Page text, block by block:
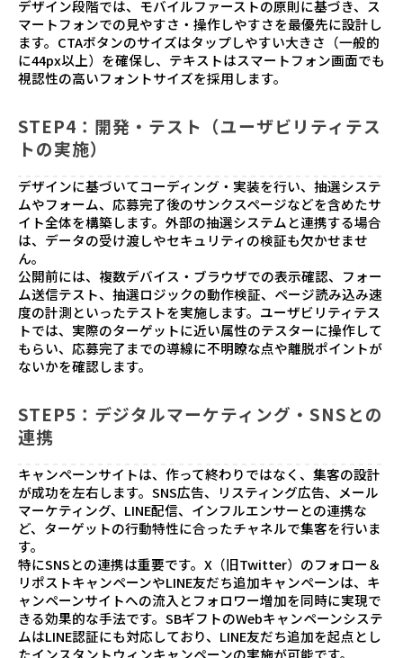
デザイン段階では、モバイルファーストの原則に基づき、ス
マートフォンでの見やすさ・操作しやすさを最優先に設計し
ます。CTAボタンのサイズはタップしやすい大きさ（一般的
に44px以上）を確保し、テキストはスマートフォン画面でも
視認性の高いフォントサイズを採用します。
STEP4：開発・テスト（ユーザビリティテス
トの実施）
デザインに基づいてコーディング・実装を行い、抽選システ
ムやフォーム、応募完了後のサンクスページなどを含めたサ
イト全体を構築します。外部の抽選システムと連携する場合
は、データの受け渡しやセキュリティの検証も欠かせませ
ん。
公開前には、複数デバイス・ブラウザでの表示確認、フォー
ム送信テスト、抽選ロジックの動作検証、ページ読み込み速
度の計測といったテストを実施します。ユーザビリティテス
トでは、実際のターゲットに近い属性のテスターに操作して
もらい、応募完了までの導線に不明瞭な点や離脱ポイントが
ないかを確認します。
STEP5：デジタルマーケティング・SNSとの
連携
キャンペーンサイトは、作って終わりではなく、集客の設計
が成功を左右します。SNS広告、リスティング広告、メール
マーケティング、LINE配信、インフルエンサーとの連携な
ど、ターゲットの行動特性に合ったチャネルで集客を行いま
す。
特にSNSとの連携は重要です。X（旧Twitter）のフォロー＆
リポストキャンペーンやLINE友だち追加キャンペーンは、キ
ャンペーンサイトへの流入とフォロワー増加を同時に実現で
きる効果的な手法です。SBギフトのWebキャンペーンシステ
ムはLINE認証にも対応しており、LINE友だち追加を起点とし
たインスタントウィンキャンペーンの実施が可能です。